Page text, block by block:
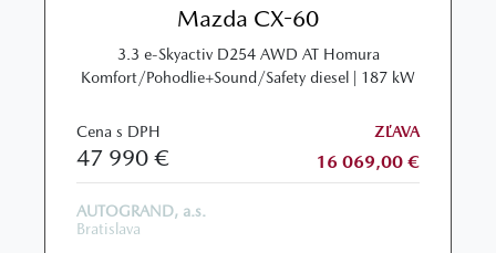
Mazda CX-60
3.3 e-Skyactiv D254 AWD AT Homura
Komfort/Pohodlie+Sound/Safety diesel | 187 kW
Cena s DPH
47 990 €
ZĽAVA
16 069,00 €
AUTOGRAND, a.s.
Bratislava